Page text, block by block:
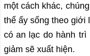
một cách khác,
thể ấy sống theo giới
có an lạc do hành
giảm sẽ xuất hiện.